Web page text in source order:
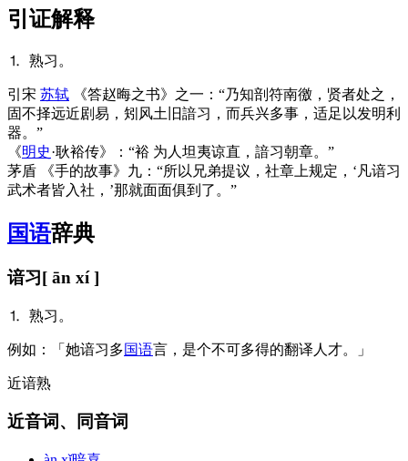
引证解释
⒈ 熟习。
引 宋 苏轼 《答赵晦之书》之一：“乃知剖符南徼，贤者处之，
固不择远近剧易，矧风土旧諳习，而兵兴多事，适足以发明利
器。”
《明史·耿裕传》：“裕 为人坦夷谅直，諳习朝章。”
茅盾 《手的故事》九：“所以兄弟提议，社章上规定，‘凡谙习
武术者皆入社，’那就面面俱到了。”
国语辞典
谙习[ ān xí ]
⒈ 熟习。
例如：「她谙习多国语言，是个不可多得的翻译人才。」
近谙熟
近音词、同音词